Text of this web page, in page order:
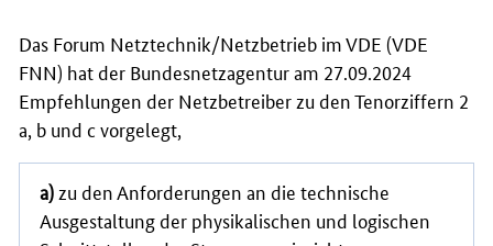
Das Forum Netztechnik/Netzbetrieb im VDE (VDE
FNN) hat der Bundesnetzagentur am 27.09.2024
Empfehlungen der Netzbetreiber zu den Tenorziffern 2
a, b und c vorgelegt,
a) zu den Anforderungen an die technische
Ausgestaltung der physikalischen und logischen